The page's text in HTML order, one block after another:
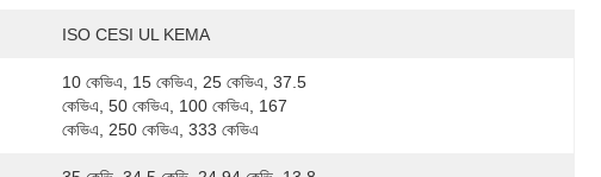
ISO CESI UL KEMA
10 কেভিএ, 15 কেভিএ, 25 কেভিএ, 37.5
কেভিএ, 50 কেভিএ, 100 কেভিএ, 167
কেভিএ, 250 কেভিএ, 333 কেভিএ